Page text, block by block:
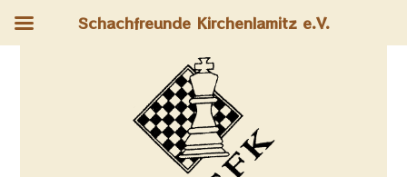
Schachfreunde Kirchenlamitz e.V.